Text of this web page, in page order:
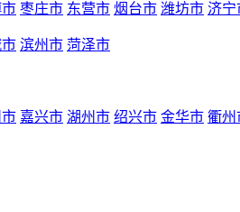
枣庄市 东营市 烟台市 潍坊市 济宁
滨州市 菏泽市
嘉兴市 湖州市 绍兴市 金华市 衢州